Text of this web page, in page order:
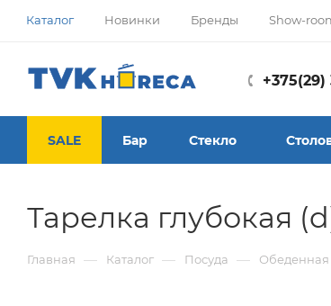
Каталог Новинки Бренды Show-
SALE Бар Стекло
Тарелка глубокая
Главная — Каталог — Посуда — Обеденная